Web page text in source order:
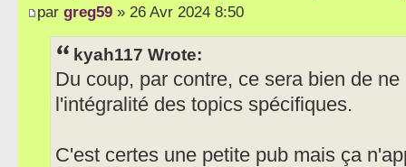
par greg59 » 26 Avr 2024 8:50
kyah117 Wrote:
Du coup, par contre, ce sera bien de
l'intégralité des topics spécifiques.
C'est certes une petite pub mais ça